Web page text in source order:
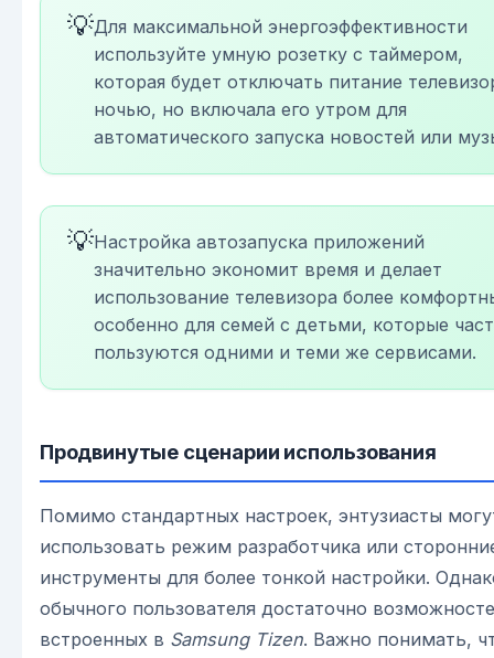
💡Для максимальной энергоэффективности
используйте умную розетку с таймером,
которая будет отключать питание
ночью, но включала его утром для
автоматического запуска новостей или
💡Настройка автозапуска приложений
значительно экономит время и делает
использование телевизора более
особенно для семей с детьми, которые
пользуются одними и теми же сервисами.
Продвинутые сценарии использования
Помимо стандартных настроек, энтузиасты
использовать режим разработчика или
инструменты для более тонкой настройки.
обычного пользователя достаточно
встроенных в Samsung Tizen. Важно понимать,